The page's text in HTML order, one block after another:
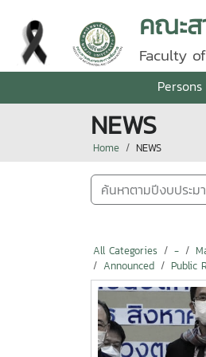
คณะส
Faculty
Persons
NEWS
Home NEWS
ค้นหาตามปีงบประ
All Categories -
Announced
Public